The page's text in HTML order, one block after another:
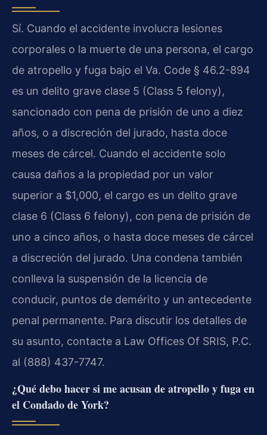
Sí. Cuando el accidente involucra lesiones
corporales o la muerte de una persona, el cargo
de atropello y fuga bajo el Va. Code § 46.2-894
es un delito grave clase 5 (Class 5 felony),
sancionado con pena de prisión de uno a diez
años, o a discreción del jurado, hasta doce
meses de cárcel. Cuando el accidente solo
causa daños a la propiedad por un valor
superior a $1,000, el cargo es un delito grave
clase 6 (Class 6 felony), con pena de prisión de
uno a cinco años, o hasta doce meses de cárcel
a discreción del jurado. Una condena también
conlleva la suspensión de la licencia de
conducir, puntos de demérito y un antecedente
penal permanente. Para discutir los detalles de
su asunto, contacte a Law Offices Of SRIS, P.C.
al (888) 437-7747.
¿Qué debo hacer si me acusan de atropello y fuga en
el Condado de York?